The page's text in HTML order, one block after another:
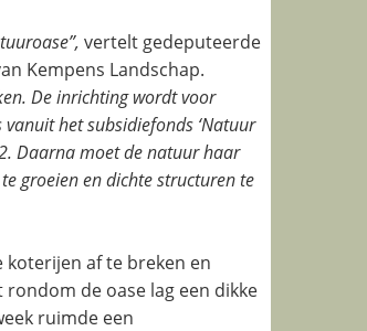
vertelt gedeputeerde
Kempens Landschap.
De inrichting wordt voor
het subsidiefonds ‘Natuur
Daarna moet de natuur haar
groeien en dichte structuren te
af te breken en
de oase lag een dikke
ruimde een